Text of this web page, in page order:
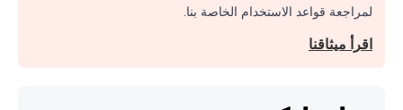
لمراجعة قواعد الاستخدام الخاصة بنا.
اقرأ ميثاقنا